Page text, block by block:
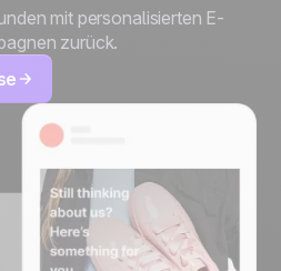
mit personalisierten E-
zurück.